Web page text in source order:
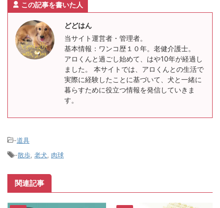
この記事を書いた人
どどはん
当サイト運営者・管理者。
基本情報：ワンコ歴１０年。老健介護士。
アロくんと過ごし始めて、はや10年が経過し
ました。 本サイトでは、アロくんとの生活で
実際に経験したことに基づいて、犬と一緒に
暮らすために役立つ情報を発信していきま
す。
-道具
-散歩, 老犬, 肉球
関連記事